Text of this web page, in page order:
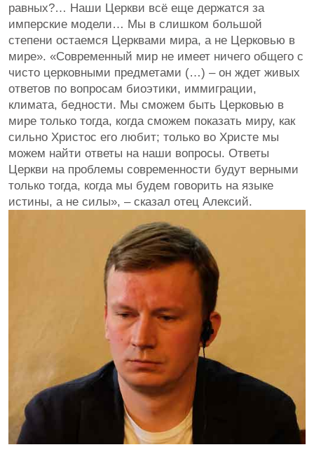
равных?… Наши Церкви всё еще держатся за
имперские модели… Мы в слишком большой
степени остаемся Церквами мира, а не Церковью в
мире». «Современный мир не имеет ничего общего с
чисто церковными предметами (…) – он ждет живых
ответов по вопросам биоэтики, иммиграции,
климата, бедности. Мы сможем быть Церковью в
мире только тогда, когда сможем показать миру, как
сильно Христос его любит; только во Христе мы
можем найти ответы на наши вопросы. Ответы
Церкви на проблемы современности будут верными
только тогда, когда мы будем говорить на языке
истины, а не силы», – сказал отец Алексий.